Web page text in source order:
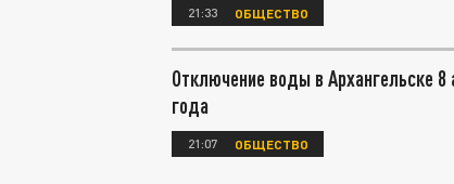
21:33 ОБЩЕСТВО
Отключение воды в Архангельске 8
года
21:07 ОБЩЕСТВО